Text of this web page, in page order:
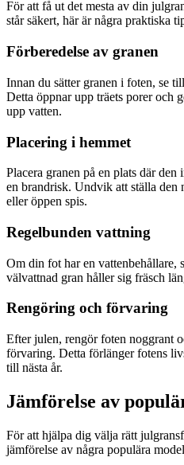
För att få ut det mesta av din
står säkert, här är några praktiska
Förberedelse av granen
Innan du sätter granen i foten, se
Detta öppnar upp träets porer och
upp vatten.
Placering i hemmet
Placera granen på en plats där
en brandrisk. Undvik att ställa den
eller öppen spis.
Regelbunden vattning
Om din fot har en vattenbehållare,
välvattnad gran håller sig fräsch
Rengöring och förvaring
Efter julen, rengör foten noggrant
förvaring. Detta förlänger fotens
till nästa år.
Jämförelse av
För att hjälpa dig välja rätt
jämförelse av några populära